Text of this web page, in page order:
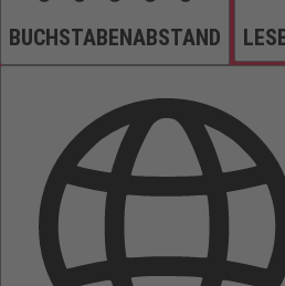
BUCHSTABENABSTAND